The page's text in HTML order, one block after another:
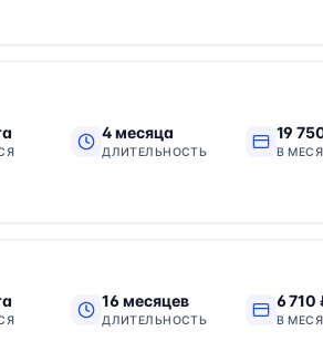
4 месяца
ДЛИТЕЛЬНОСТЬ
19
В
16 месяцев
ДЛИТЕЛЬНОСТЬ
6 710
В